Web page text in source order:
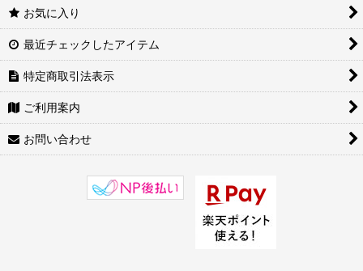
お気に入り
最近チェックしたアイテム
特定商取引法表示
ご利用案内
お問い合わせ